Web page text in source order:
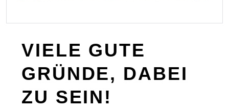
VIELE GUTE
GRÜNDE, DABEI
ZU SEIN!